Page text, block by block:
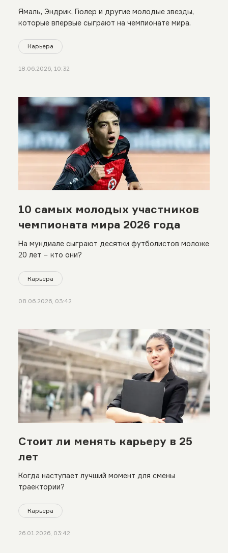
футбола
Ямаль, Эндрик, Гюлер и другие молодые звезды,
которые впервые сыграют на чемпионате мира.
Карьера
18.06.2026, 10:32
10 самых молодых участников
чемпионата мира 2026 года
На мундиале сыграют десятки футболистов моложе
20 лет − кто они?
Карьера
08.06.2026, 03:42
Стоит ли менять карьеру в 25
лет
Когда наступает лучший момент для смены
траектории?
Карьера
26.01.2026, 03:42